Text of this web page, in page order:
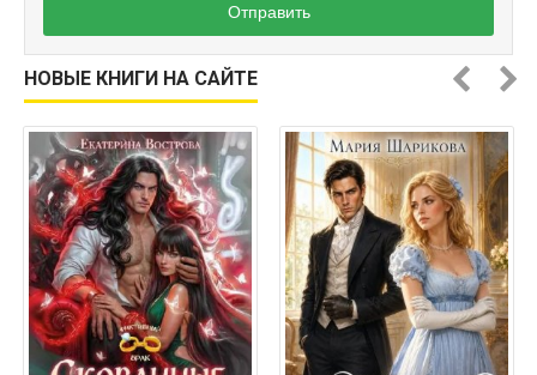
Отправить
НОВЫЕ КНИГИ НА САЙТЕ